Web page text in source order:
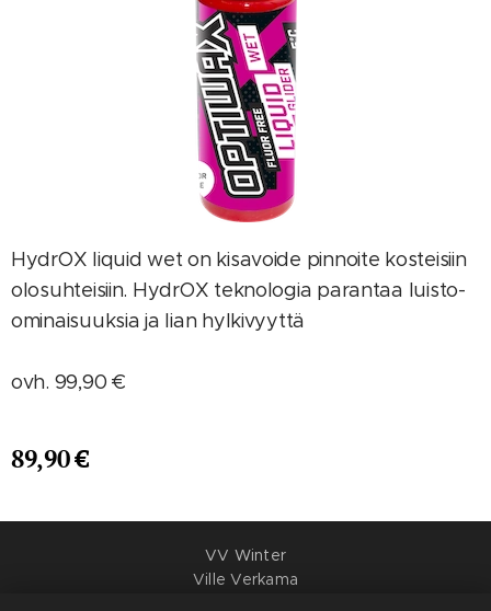
HydrOX liquid wet on kisavoide pinnoite kosteisiin
olosuhteisiin. HydrOX teknologia parantaa luisto-
ominaisuuksia ja lian hylkivyyttä
ovh. 99,90 €
89,90€
VV Winter
Ville Verkama